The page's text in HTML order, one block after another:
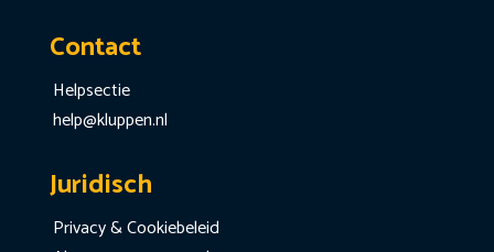
Contact
Helpsectie
help@kluppen.nl
Juridisch
Privacy & Cookiebeleid